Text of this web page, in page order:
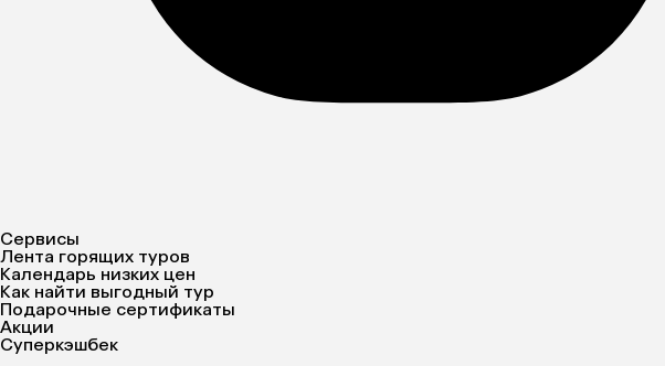
Сервисы
Лента горящих туров
Календарь низких цен
Как найти выгодный тур
Подарочные сертификаты
Акции
Суперкэшбек